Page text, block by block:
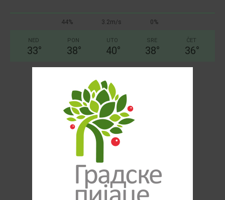
44% 3.2m/s 0%
NED
33°
PON
38°
UTO
40°
SRE
38°
ČET
36°